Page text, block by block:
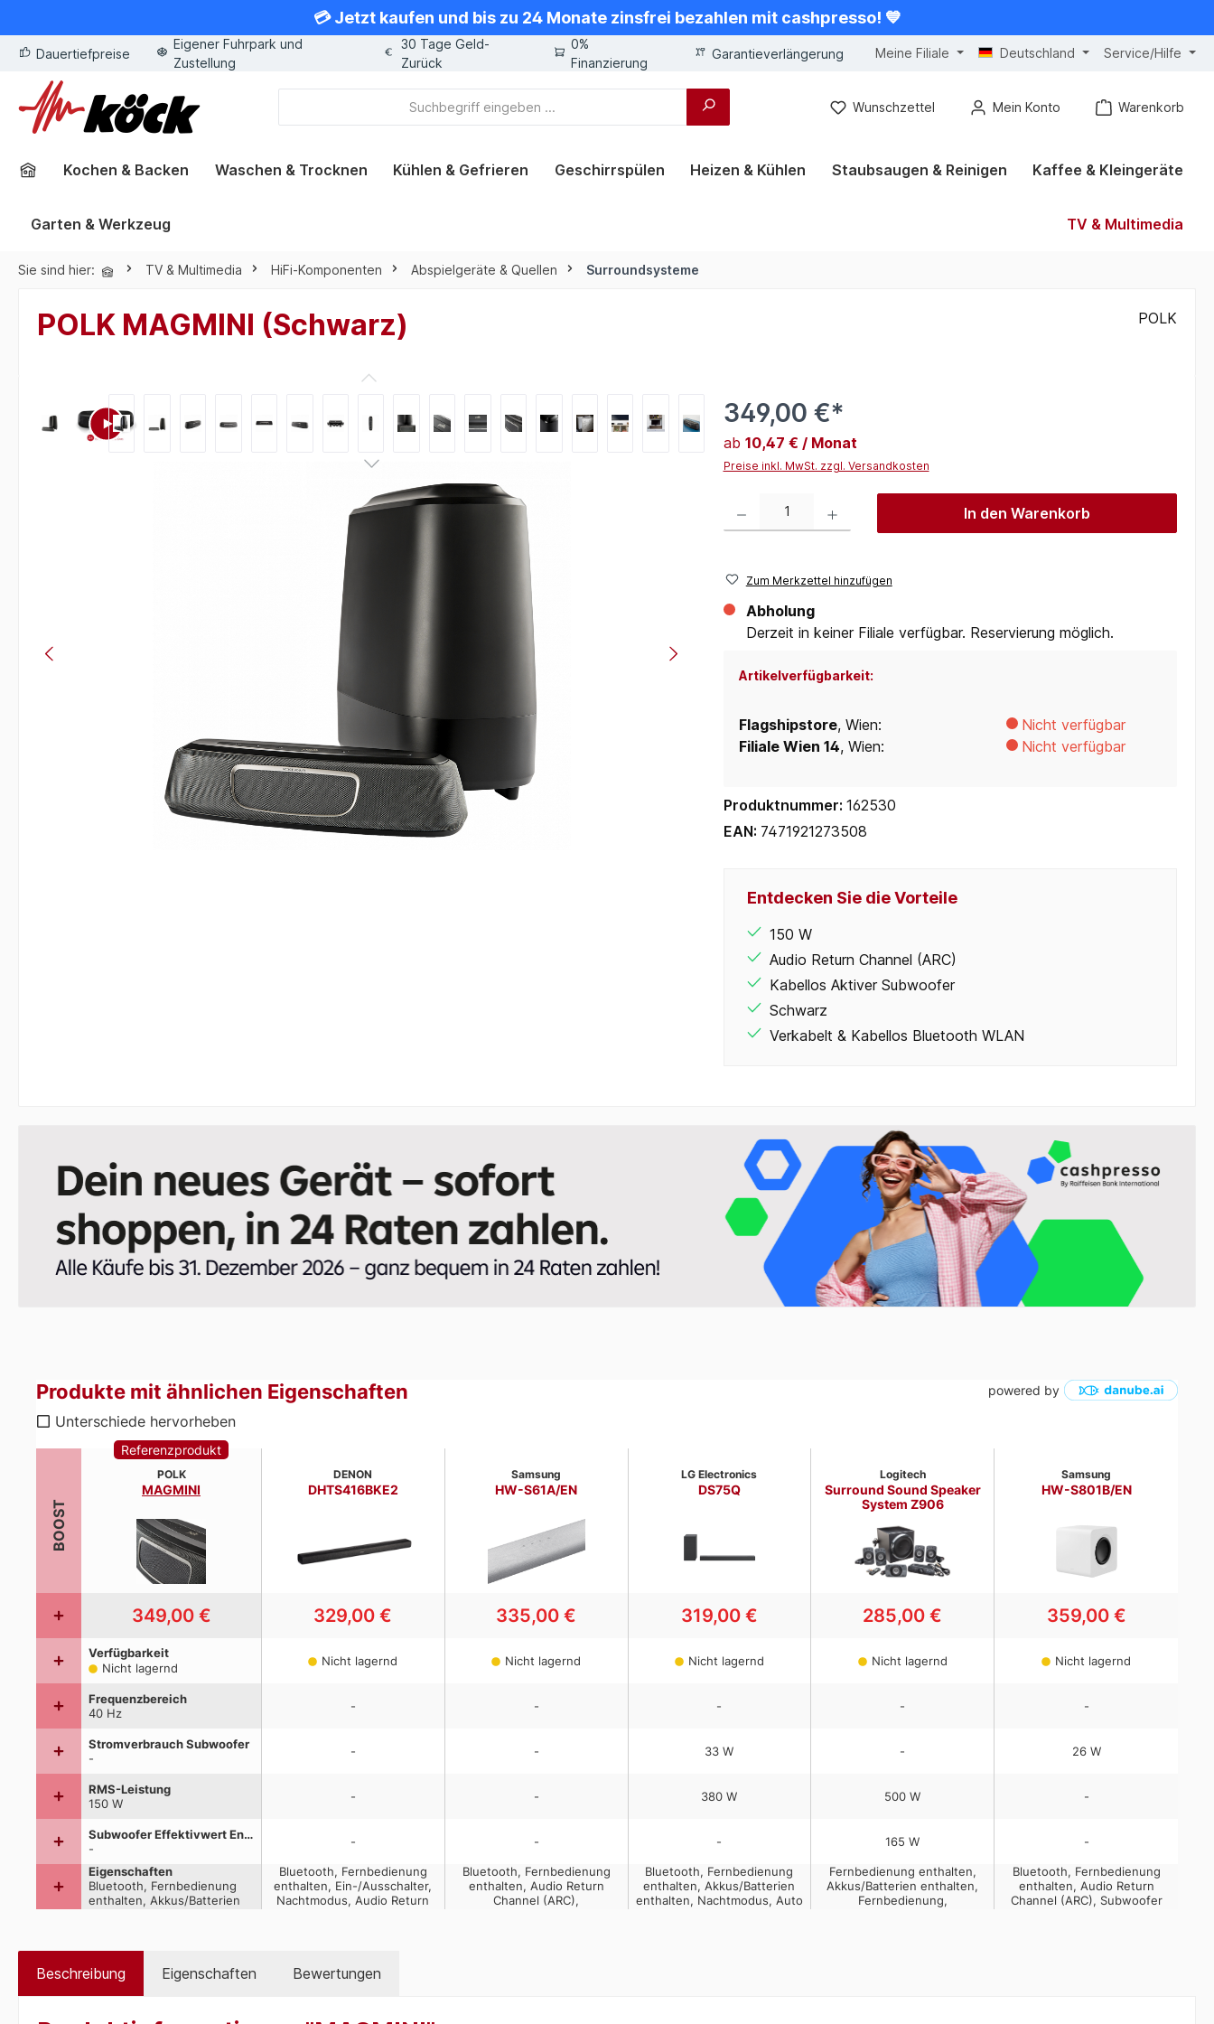
💳 Jetzt kaufen und bis zu 24 Monate zinsfrei bezahlen mit cashpresso! 💙
Dauertiefpreise
Eigener Fuhrpark und
Zustellung
30 Tage Geld-
Zurück
0%
Finanzierung
Garantieverlängerung Meine Filiale Deutschland Service/Hilfe
Wunschzettel Mein Konto Warenkorb
Kochen & Backen Waschen & Trocknen Kühlen & Gefrieren Geschirrspülen Heizen & Kühlen Staubsaugen & Reinigen Kaffee & Kleingeräte
Garten & Werkzeug TV & Multimedia
Sie sind hier: TV & Multimedia HiFi-Komponenten Abspielgeräte & Quellen Surroundsysteme
POLK MAGMINI (Schwarz) POLK
Bildergalerie überspringen 349,00 €*
ab 10,47 € / Monat
Preise inkl. MwSt. zzgl. Versandkosten
In den Warenkorb
Zum Merkzettel hinzufügen
Abholung
Derzeit in keiner Filiale verfügbar. Reservierung möglich.
Artikelverfügbarkeit:
Flagshipstore, Wien:
Nicht verfügbar
Filiale Wien 14, Wien: Nicht verfügbar
Produktnummer: 162530
EAN: 7471921273508
Entdecken Sie die Vorteile
150 W
Audio Return Channel (ARC)
Kabellos Aktiver Subwoofer
Schwarz
Verkabelt & Kabellos Bluetooth WLAN
Beschreibung Eigenschaften Bewertungen